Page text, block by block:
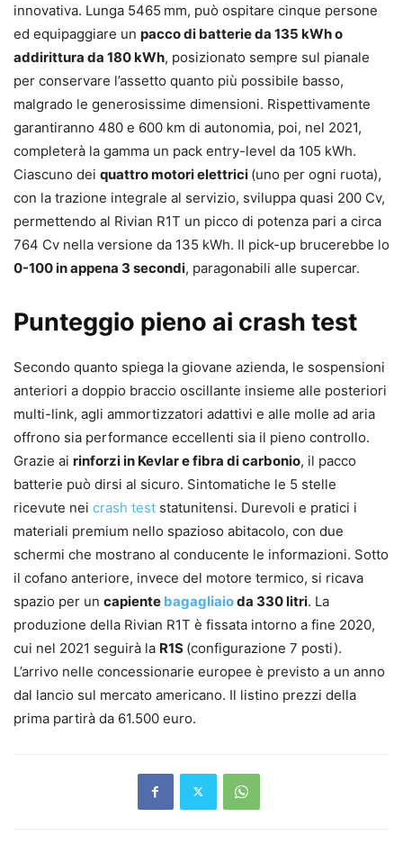
innovativa. Lunga 5465 mm, può ospitare cinque persone
ed equipaggiare un pacco di batterie da 135 kWh o
addirittura da 180 kWh, posizionato sempre sul pianale
per conservare l’assetto quanto più possibile basso,
malgrado le generosissime dimensioni. Rispettivamente
garantiranno 480 e 600 km di autonomia, poi, nel 2021,
completerà la gamma un pack entry-level da 105 kWh.
Ciascuno dei quattro motori elettrici (uno per ogni ruota),
con la trazione integrale al servizio, sviluppa quasi 200 Cv,
permettendo al Rivian R1T un picco di potenza pari a circa
764 Cv nella versione da 135 kWh. Il pick-up brucerebbe lo
0-100 in appena 3 secondi, paragonabili alle supercar.
Punteggio pieno ai crash test
Secondo quanto spiega la giovane azienda, le sospensioni
anteriori a doppio braccio oscillante insieme alle posteriori
multi-link, agli ammortizzatori adattivi e alle molle ad aria
offrono sia performance eccellenti sia il pieno controllo.
Grazie ai rinforzi in Kevlar e fibra di carbonio, il pacco
batterie può dirsi al sicuro. Sintomatiche le 5 stelle
ricevute nei crash test statunitensi. Durevoli e pratici i
materiali premium nello spazioso abitacolo, con due
schermi che mostrano al conducente le informazioni. Sotto
il cofano anteriore, invece del motore termico, si ricava
spazio per un capiente bagagliaioda 330 litri. La
produzione della Rivian R1T è fissata intorno a fine 2020,
cui nel 2021 seguirà la R1S (configurazione 7 posti).
L’arrivo nelle concessionarie europee è previsto a un anno
dal lancio sul mercato americano. Il listino prezzi della
prima partirà da 61.500 euro.